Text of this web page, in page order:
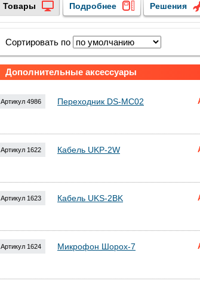
Товары Подробнее Решения
Сортировать по
Дополнительные аксессуары
Артикул 4986 Переходник DS-MC02
Артикул 1622 Кабель UKP-2W
Артикул 1623 Кабель UKS-2BK
Артикул 1624 Микрофон Шорох-7